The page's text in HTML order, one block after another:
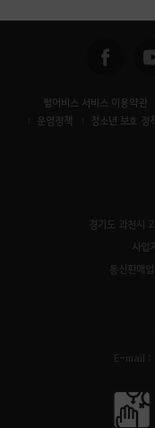
펄어비스 서비스 이용약관
운영정책 청소년 보호 정
경기도 과천시
사업
통신판매
E-mail :